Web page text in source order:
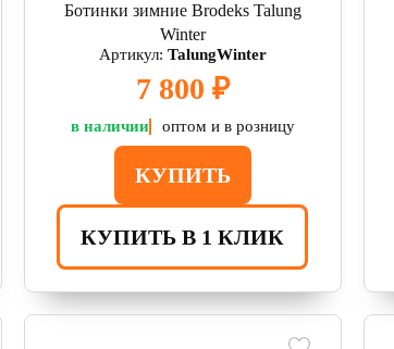
Ботинки зимние Brodeks Talung
Winter
Артикул: TalungWinter
7 800 ₽
в наличии оптом и в розницу
КУПИТЬ
КУПИТЬ В 1 КЛИК